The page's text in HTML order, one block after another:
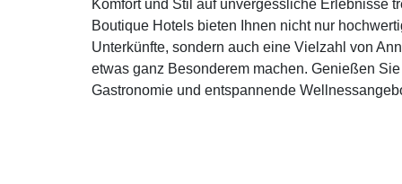
Komfort und Stil auf unvergessliche Erlebnisse
Boutique Hotels bieten Ihnen nicht nur
Unterkünfte, sondern auch eine Vielzahl von
etwas ganz Besonderem machen. Genießen
Gastronomie und entspannende